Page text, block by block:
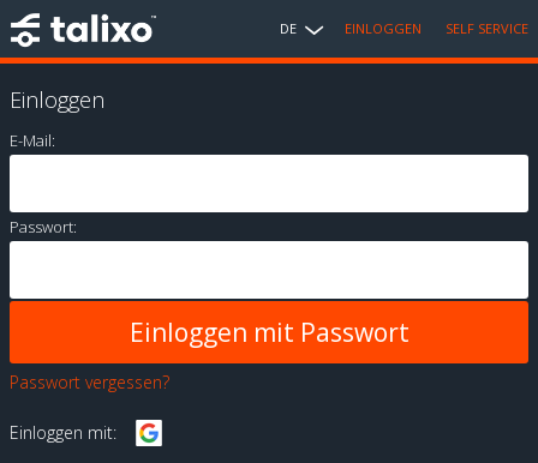
DE EINLOGGEN SELF SERVICE
Einloggen
E-Mail:
Passwort:
Passwort vergessen?
Einloggen mit: